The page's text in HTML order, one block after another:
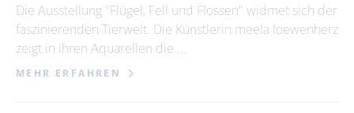
Die Ausstellung "Flügel, Fell und Flossen" widmet sich der
faszinierenden Tierwelt. Die Künstlerin meela loewenherz
zeigt in ihren Aquarellen die …
MEHR ERFAHREN